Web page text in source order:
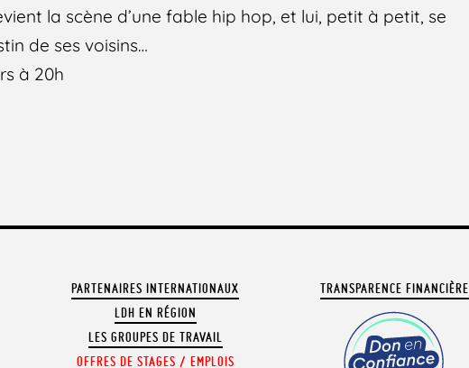
la scène d’une fable hip hop, et lui, petit à petit, se
de ses voisins…
à 20h
PARTENAIRES INTERNATIONAUX
LDH EN RÉGION
LES GROUPES DE TRAVAIL
OFFRES DE STAGES / EMPLOIS
TRANSPARENCE FINANCIÈRE